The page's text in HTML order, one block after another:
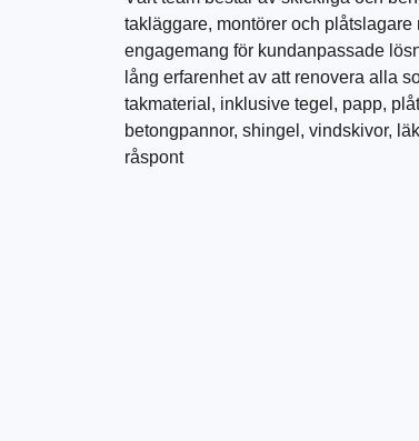
takläggare, montörer och plåtslagare
engagemang för kundanpassade
lång erfarenhet av att renovera alla
takmaterial, inklusive tegel, papp,
betongpannor, shingel, vindskivor,
råspont